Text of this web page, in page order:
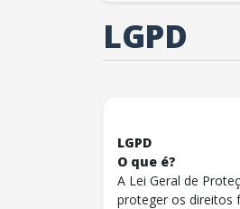
LGPD
LGPD
O que é?
A Lei Geral de
proteger os direitos